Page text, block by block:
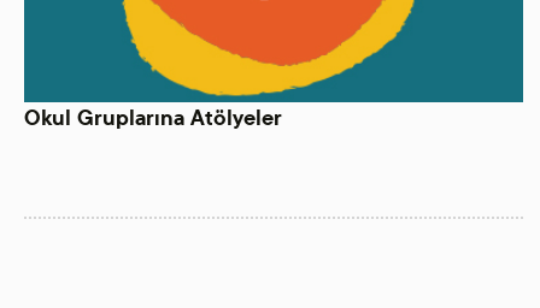
Okul Gruplarına Atölyeler